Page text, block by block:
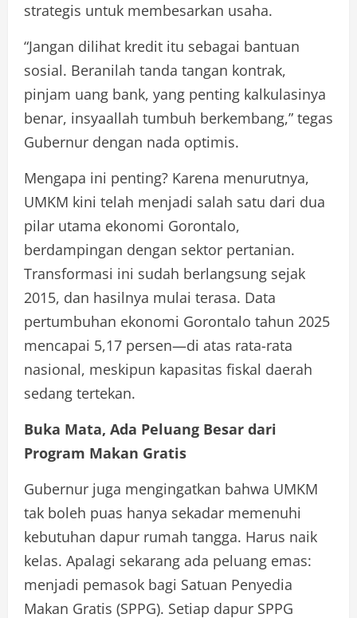
strategis untuk membesarkan usaha.
“Jangan dilihat kredit itu sebagai bantuan
sosial. Beranilah tanda tangan kontrak,
pinjam uang bank, yang penting kalkulasinya
benar, insyaallah tumbuh berkembang,” tegas
Gubernur dengan nada optimis.
Mengapa ini penting? Karena menurutnya,
UMKM kini telah menjadi salah satu dari dua
pilar utama ekonomi Gorontalo,
berdampingan dengan sektor pertanian.
Transformasi ini sudah berlangsung sejak
2015, dan hasilnya mulai terasa. Data
pertumbuhan ekonomi Gorontalo tahun 2025
mencapai 5,17 persen—di atas rata-rata
nasional, meskipun kapasitas fiskal daerah
sedang tertekan.
Buka Mata, Ada Peluang Besar dari
Program Makan Gratis
Gubernur juga mengingatkan bahwa UMKM
tak boleh puas hanya sekadar memenuhi
kebutuhan dapur rumah tangga. Harus naik
kelas. Apalagi sekarang ada peluang emas:
menjadi pemasok bagi Satuan Penyedia
Makan Gratis (SPPG). Setiap dapur SPPG